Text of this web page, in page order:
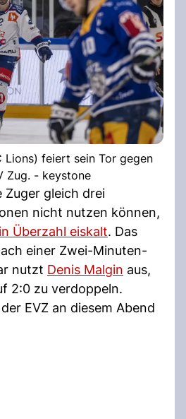
Lions) feiert sein Tor gegen
Zug. - keystone
Zuger gleich drei
nicht nutzen können,
in Überzahl eiskalt. Das
einer Zwei-Minuten-
nutzt Denis Malgin aus,
2:0 zu verdoppeln.
EVZ an diesem Abend